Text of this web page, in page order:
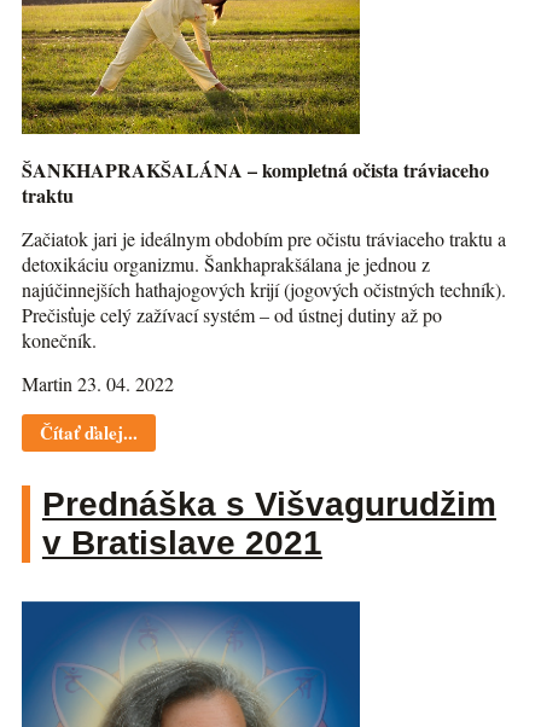
ŠANKHAPRAKŠALÁNA – kompletná očista tráviaceho
traktu
Začiatok jari je ideálnym obdobím pre očistu tráviaceho traktu a
detoxikáciu organizmu. Šankhaprakšálana je jednou z
najúčinnejších hathajogových krijí (jogových očistných techník).
Prečisťuje celý zažívací systém – od ústnej dutiny až po
konečník.
Martin 23. 04. 2022
Čítať ďalej...
Prednáška s Višvagurudžim
v Bratislave 2021